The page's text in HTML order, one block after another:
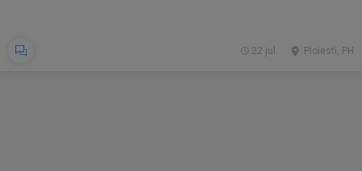
Ploiesti, PH
22 jul.